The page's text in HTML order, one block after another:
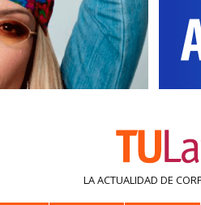
LA ACTUALIDAD DE